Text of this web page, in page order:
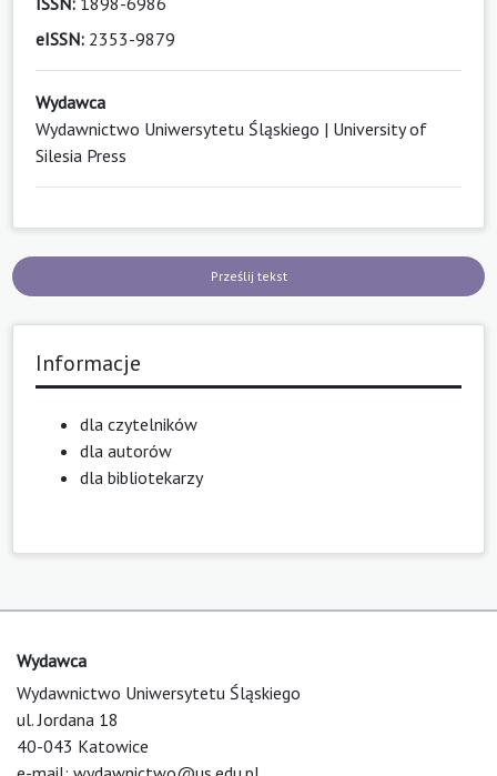
eISSN: 2353-9879
Wydawca
Wydawnictwo Uniwersytetu Śląskiego | University of
Silesia Press
Prześlij tekst
Informacje
dla czytelników
dla autorów
dla bibliotekarzy
Wydawca
Wydawnictwo Uniwersytetu Śląskiego
ul. Jordana 18
40-043 Katowice